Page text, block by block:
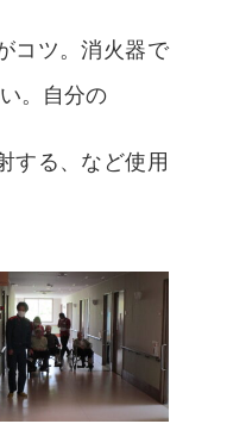
コツ。消火器で
。自分の
する、など使用